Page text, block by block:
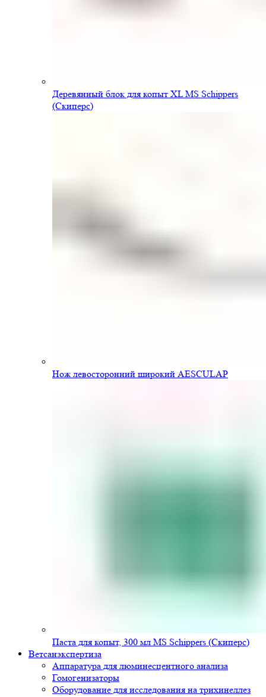
Деревянный блок для копыт XL MS Schippers
(Скиперс)
Нож левосторонний широкий AESCULAP
Паста для копыт, 300 мл MS Schippers (Скиперс)
Ветсанэкспертиза
Аппаратура для люминесцентного анализа
Гомогенизаторы
Оборудование для исследования на трихинеллез